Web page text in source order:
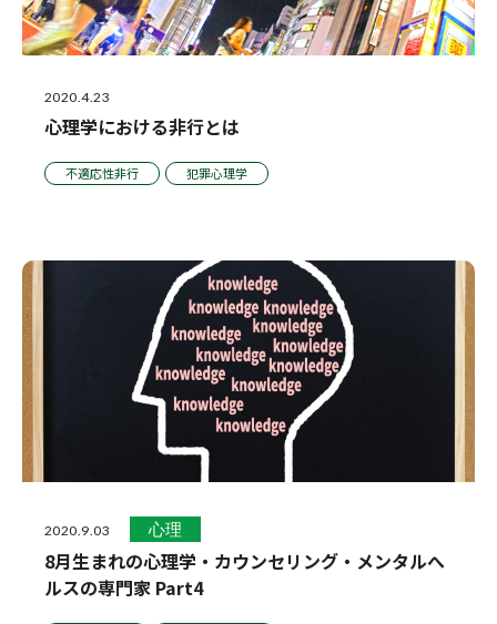
2020.4.23
心理学における非行とは
不適応性非行 犯罪心理学
2020.9.03 心理
8月生まれの心理学・カウンセリング・メンタルへ
ルスの専門家 Part4